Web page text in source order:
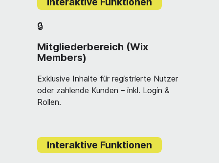
🔒
Exklusive Inhalte für registrierte Nutzer
oder zahlende Kunden – inkl. Login &
Rollen.
Mitgliederbereich (Wix
Members)
Interaktive Funktionen